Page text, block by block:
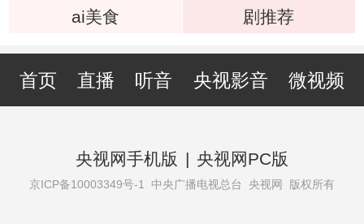
ai美食
剧推荐
首页 直播 听音 央视影音 微视频
央视网手机版 | 央视网PC版
京ICP备10003349号-1 中央广播电视总台 央视网 版权所有